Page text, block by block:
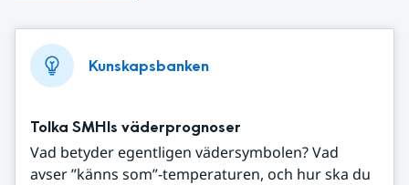
Kunskapsbanken
Tolka SMHIs väderprognoser
Vad betyder egentligen vädersymbolen? Vad
avser ”känns som”-temperaturen, och hur ska du